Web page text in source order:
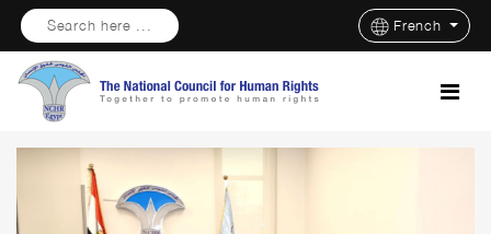
Search here ... French